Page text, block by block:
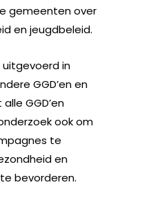
gemeenten over
en jeugdbeleid.
in
GGD’en en
GGD’en
ook om
te
en
bevorderen.